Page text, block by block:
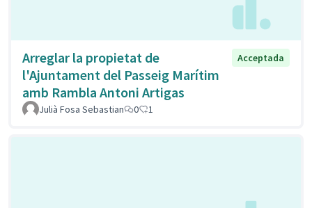
Arreglar la propietat de
l'Ajuntament del Passeig Marítim
amb Rambla Antoni Artigas
Acceptada
Julià Fosa Sebastian 0 1